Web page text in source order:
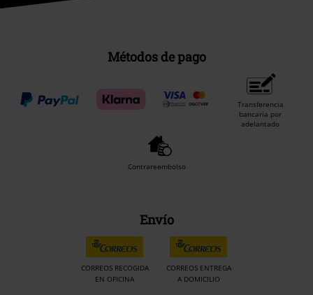
Métodos de pago
Transferencia
bancaria por
adelantado
Contrareembolso
Envío
CORREOS RECOGIDA
EN OFICINA
CORREOS ENTREGA
A DOMICILIO